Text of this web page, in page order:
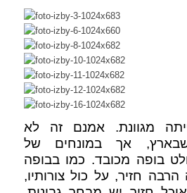
מגוונת. אמנם זה לא
אך במונחים של
בופה מכובד. כמו בבופה
הרבה חזיר, על כול צורותיו,